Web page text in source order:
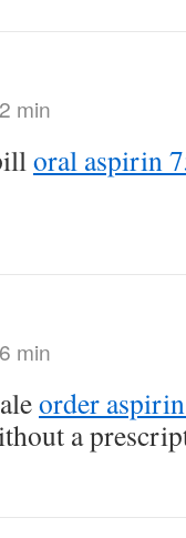
min
oral aspirin
min
order
a